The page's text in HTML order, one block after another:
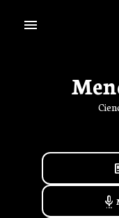
settings_voice